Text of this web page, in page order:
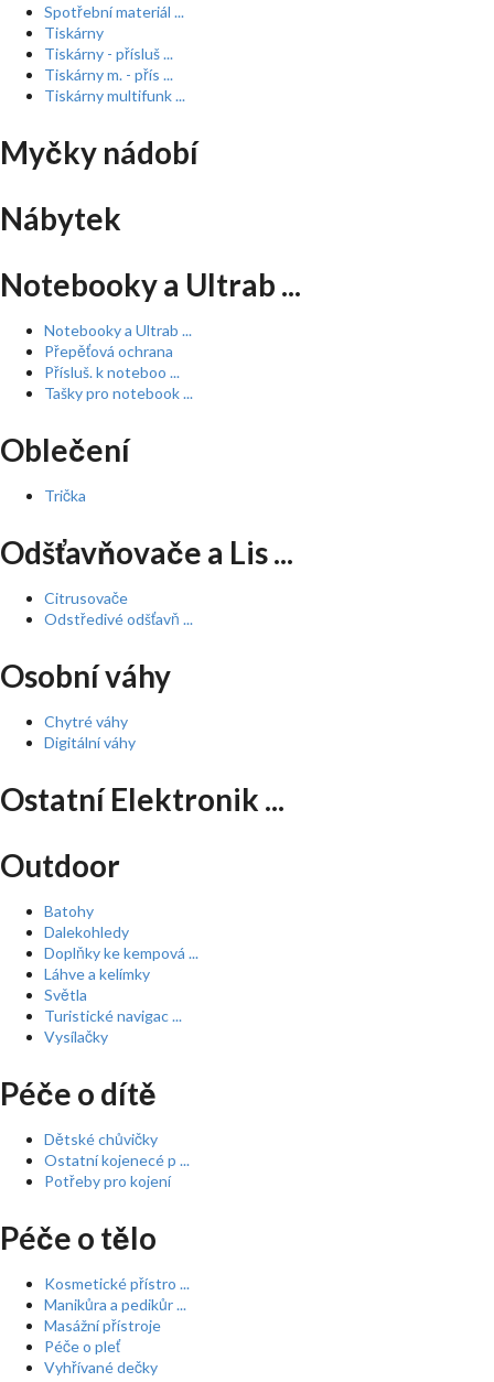
Spotřební materiál ...
Tiskárny
Tiskárny - přísluš ...
Tiskárny m. - přís ...
Tiskárny multifunk ...
Myčky nádobí
Nábytek
Notebooky a Ultrab ...
Notebooky a Ultrab ...
Přepěťová ochrana
Přísluš. k noteboo ...
Tašky pro notebook ...
Oblečení
Trička
Odšťavňovače a Lis ...
Citrusovače
Odstředivé odšťavň ...
Osobní váhy
Chytré váhy
Digitální váhy
Ostatní Elektronik ...
Outdoor
Batohy
Dalekohledy
Doplňky ke kempová ...
Láhve a kelímky
Světla
Turistické navigac ...
Vysílačky
Péče o dítě
Dětské chůvičky
Ostatní kojenecé p ...
Potřeby pro kojení
Péče o tělo
Kosmetické přístro ...
Manikůra a pedikůr ...
Masážní přístroje
Péče o pleť
Vyhřívané dečky